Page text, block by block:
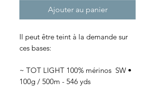
Ajouter au panier
Il peut être teint à la demande sur
ces bases:
~ TOT LIGHT 100% mérinos SW •
100g / 500m - 546 yds